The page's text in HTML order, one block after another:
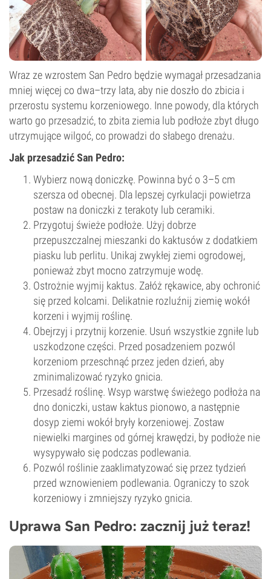
Wraz ze wzrostem San Pedro będzie wymagał przesadzania
mniej więcej co dwa–trzy lata, aby nie doszło do zbicia i
przerostu systemu korzeniowego. Inne powody, dla których
warto go przesadzić, to zbita ziemia lub podłoże zbyt długo
utrzymujące wilgoć, co prowadzi do słabego drenażu.
Jak przesadzić San Pedro:
Wybierz nową doniczkę. Powinna być o 3–5 cm
szersza od obecnej. Dla lepszej cyrkulacji powietrza
postaw na doniczki z terakoty lub ceramiki.
Przygotuj świeże podłoże. Użyj dobrze
przepuszczalnej mieszanki do kaktusów z dodatkiem
piasku lub perlitu. Unikaj zwykłej ziemi ogrodowej,
ponieważ zbyt mocno zatrzymuje wodę.
Ostrożnie wyjmij kaktus. Załóż rękawice, aby ochronić
się przed kolcami. Delikatnie rozluźnij ziemię wokół
korzeni i wyjmij roślinę.
Obejrzyj i przytnij korzenie. Usuń wszystkie zgniłe lub
uszkodzone części. Przed posadzeniem pozwól
korzeniom przeschnąć przez jeden dzień, aby
zminimalizować ryzyko gnicia.
Przesadź roślinę. Wsyp warstwę świeżego podłoża na
dno doniczki, ustaw kaktus pionowo, a następnie
dosyp ziemi wokół bryły korzeniowej. Zostaw
niewielki margines od górnej krawędzi, by podłoże nie
wysypywało się podczas podlewania.
Pozwól roślinie zaaklimatyzować się przez tydzień
przed wznowieniem podlewania. Ograniczy to szok
korzeniowy i zmniejszy ryzyko gnicia.
Uprawa San Pedro: zacznij już teraz!